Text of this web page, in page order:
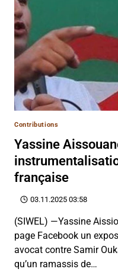
Contributions
Yassine
française
03.11.2025 03:58
(SIWEL) —Yassine
page Facebook un
avocat contre Samir
qu’un ramassis de…